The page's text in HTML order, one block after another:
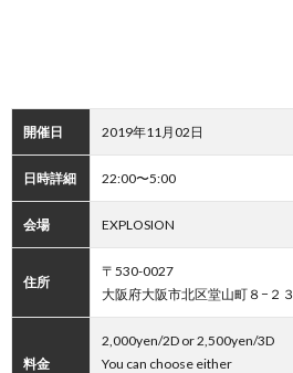
開催日 2019年11月02日
日時詳細 22:00〜5:00
会場 EXPLOSION
住所
〒530-0027
大阪府大阪市北区堂山町８−２３
料金
2,000yen/2D or 2,500yen/3D
You can choose either